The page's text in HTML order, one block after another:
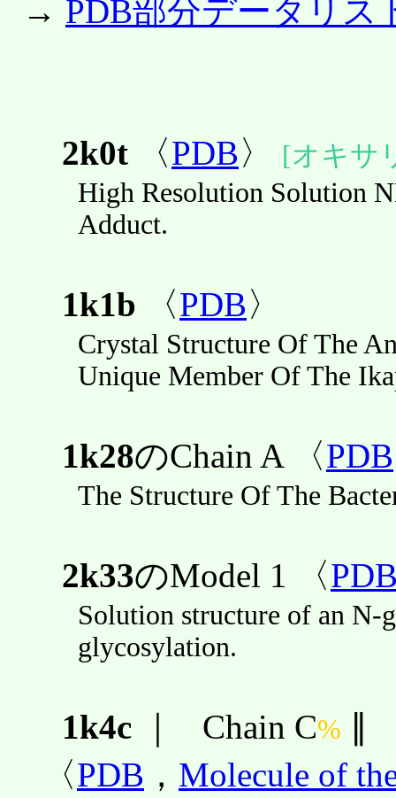
→ PDB部分データリス
2k0t 〈PDB〉
[オキサ
High Resolution Solution
Adduct.
1k1b 〈PDB〉
Crystal Structure Of The
Unique Member Of The
1k28のChain A 〈PDB
The Structure Of The
2k33のModel 1 〈
Solution structure of an
glycosylation.
1k4c Chain C%
〈PDB ， Molecule of